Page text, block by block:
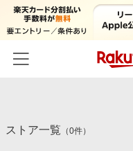
カテゴリー一覧
ストア一覧 （0件）